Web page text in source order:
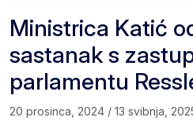
Ministrica Katić
sastanak s
parlamentu
20 prosinca, 2024 / 13 svibnja,